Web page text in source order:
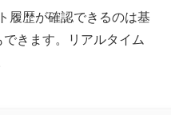
履歴が確認できるのは基
きます。リアルタイム